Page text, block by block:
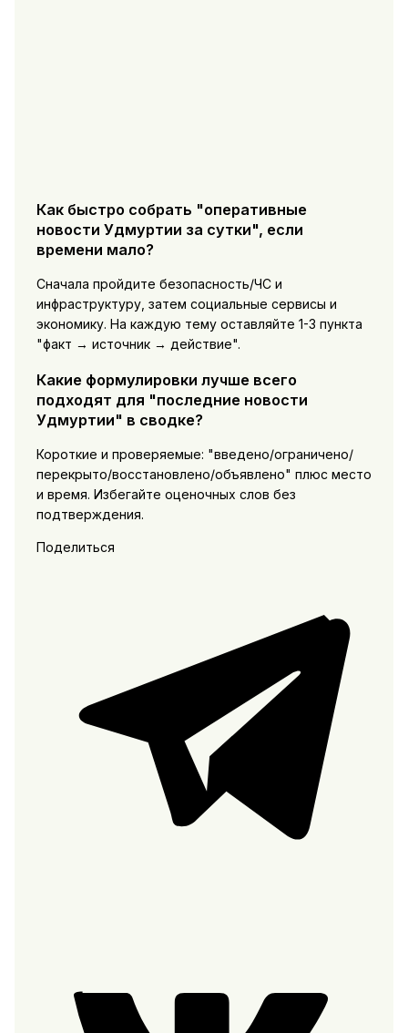
Как быстро собрать "оперативные
новости Удмуртии за сутки", если
времени мало?
Сначала пройдите безопасность/ЧС и
инфраструктуру, затем социальные сервисы и
экономику. На каждую тему оставляйте 1-3 пункта
"факт → источник → действие".
Какие формулировки лучше всего
подходят для "последние новости
Удмуртии" в сводке?
Короткие и проверяемые: "введено/ограничено/
перекрыто/восстановлено/объявлено" плюс место
и время. Избегайте оценочных слов без
подтверждения.
Поделиться